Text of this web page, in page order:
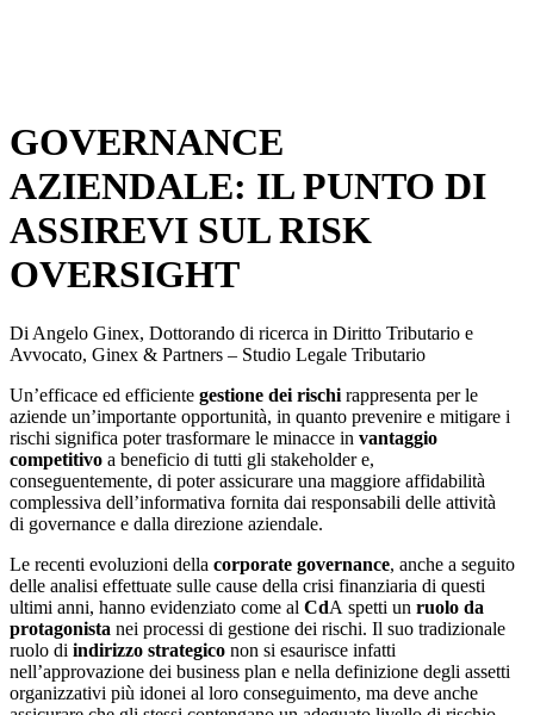
GOVERNANCE
AZIENDALE: IL PUNTO DI
ASSIREVI SUL RISK
OVERSIGHT
Di Angelo Ginex, Dottorando di ricerca in Diritto Tributario e
Avvocato, Ginex & Partners – Studio Legale Tributario
Un’efficace ed efficiente gestione dei rischi rappresenta per le
aziende un’importante opportunità, in quanto prevenire e mitigare i
rischi significa poter trasformare le minacce in vantaggio
competitivo a beneficio di tutti gli stakeholder e,
conseguentemente, di poter assicurare una maggiore affidabilità
complessiva dell’informativa fornita dai responsabili delle attività
di governance e dalla direzione aziendale.
Le recenti evoluzioni della corporate governance, anche a seguito
delle analisi effettuate sulle cause della crisi finanziaria di questi
ultimi anni, hanno evidenziato come al CdA spetti un ruolo da
protagonista nei processi di gestione dei rischi. Il suo tradizionale
ruolo di indirizzo strategico non si esaurisce infatti
nell’approvazione dei business plan e nella definizione degli assetti
organizzativi più idonei al loro conseguimento, ma deve anche